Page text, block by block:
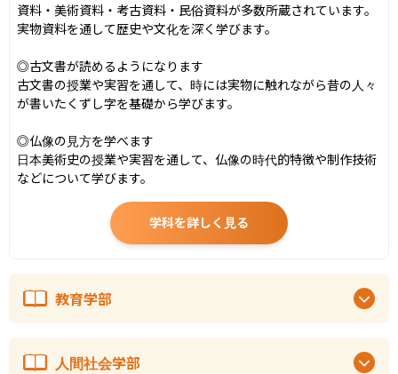
資料・美術資料・考古資料・民俗資料が多数所蔵されています。
実物資料を通して歴史や文化を深く学びます。
◎古文書が読めるようになります
古文書の授業や実習を通して、時には実物に触れながら昔の人々
が書いたくずし字を基礎から学びます。
◎仏像の見方を学べます
日本美術史の授業や実習を通して、仏像の時代的特徴や制作技術
などについて学びます。
学科を詳しく見る
教育学部
人間社会学部